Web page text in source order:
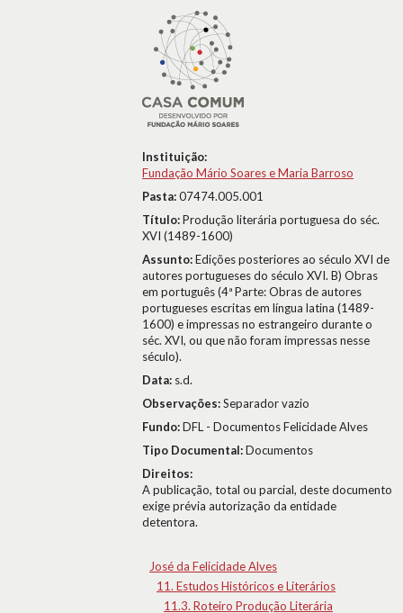
Instituição:
Fundação Mário Soares e Maria Barroso
Pasta:07474.005.001
Título:Produção literária portuguesa do séc.
XVI (1489-1600)
Assunto:Edições posteriores ao século XVI de
autores portugueses do século XVI. B) Obras
em português (4ª Parte: Obras de autores
portugueses escritas em língua latina (1489-
1600) e impressas no estrangeiro durante o
séc. XVI, ou que não foram impressas nesse
século).
Data: s.d.
Observações:Separador vazio
Fundo:DFL - Documentos Felicidade Alves
Tipo Documental:Documentos
Direitos:
A publicação, total ou parcial, deste documento
exige prévia autorização da entidade
detentora.
José da Felicidade Alves
11. Estudos Históricos e Literários
11.3. Roteiro Produção Literária